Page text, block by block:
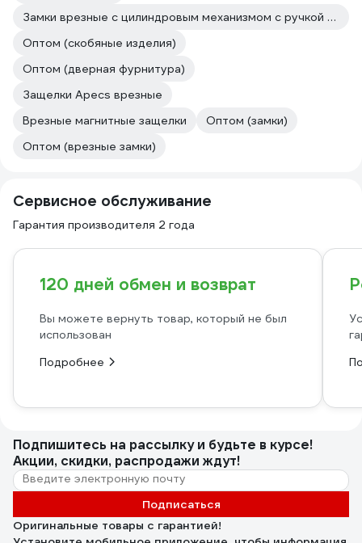
Замки врезные с цилиндровым механизмом с ручкой в комплекте
Оптом (скобяные изделия)
Оптом (дверная фурнитура)
Защелки Apecs врезные
Врезные магнитные защелки
Оптом (замки)
Оптом (врезные замки)
Сервисное обслуживание
Гарантия производителя 2 года
120 дней обмен и возврат
Вы можете вернуть товар, который не был
использован
Подробнее
Подпишитесь на рассылкуи будьте в курсе!
Акции, скидки, распродажи ждут!
Подписаться
Оригинальные товары с гарантией!